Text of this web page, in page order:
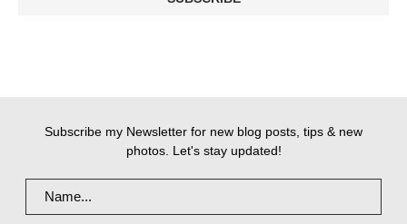
Subscribe my Newsletter for new blog posts, tips & new
photos. Let's stay updated!